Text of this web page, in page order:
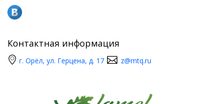
Контактная информация
г. Орёл, ул. Герцена, д. 17 z@mtq.ru